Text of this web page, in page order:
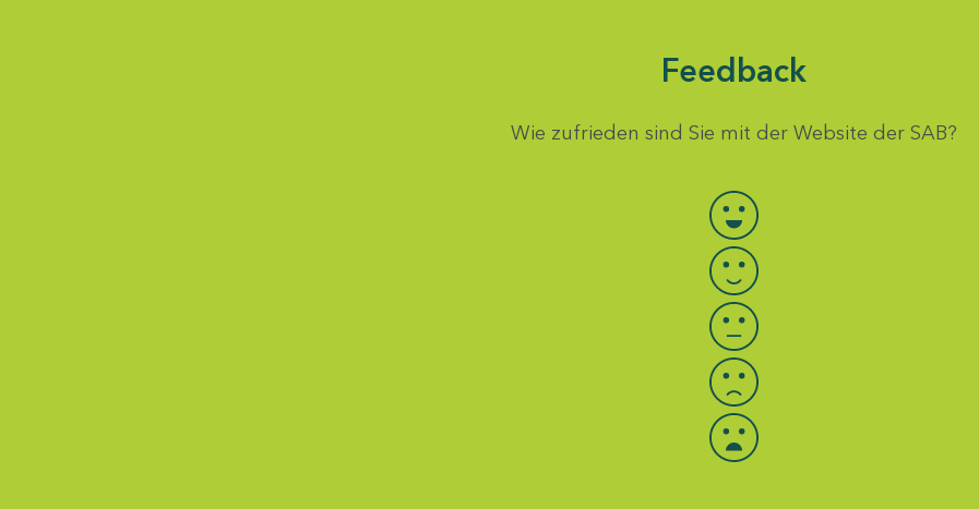
Feedback
Wie zufrieden sind Sie mit der Website der SAB?
Bewertung auswählen